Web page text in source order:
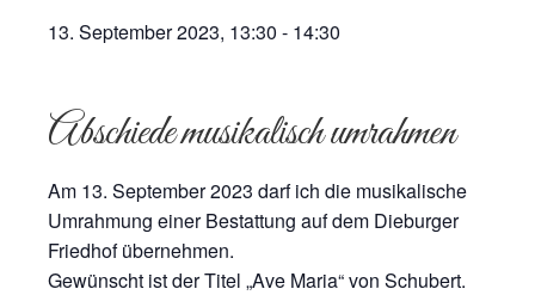
13. September 2023, 13:30 - 14:30
Abschiede musikalisch umrahmen
Am 13. September 2023 darf ich die musikalische
Umrahmung einer Bestattung auf dem Dieburger
Friedhof übernehmen.
Gewünscht ist der Titel „Ave Maria“ von Schubert.